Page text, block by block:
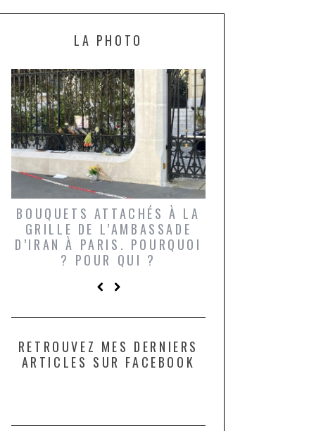
LA PHOTO
BOUQUETS ATTACHÉS À LA
GRILLE DE L’AMBASSADE
D’IRAN À PARIS. POURQUOI
? POUR QUI ?
RETROUVEZ MES DERNIERS
ARTICLES SUR FACEBOOK